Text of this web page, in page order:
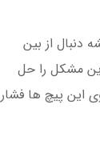
دنبال از بین
مشکل را حل
این پیچ ها فشار